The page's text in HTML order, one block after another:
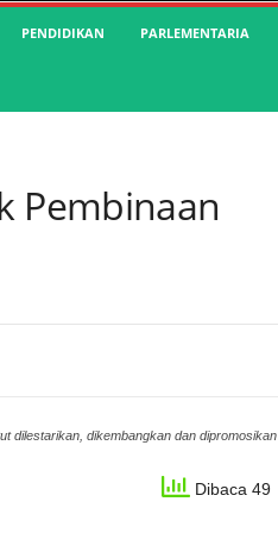
PENDIDIKAN PARLEMENTARIA
Pembinaan
dilestarikan, dikembangkan dan dipromosikan
Dibaca 49